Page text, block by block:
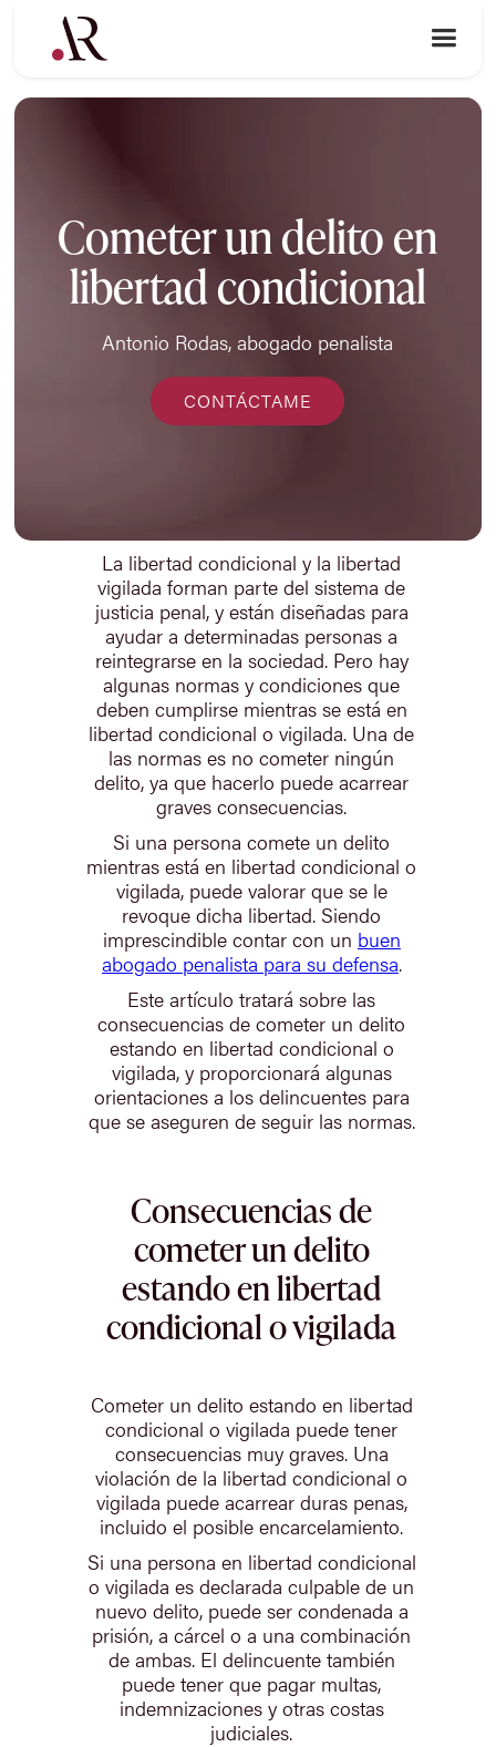
Cometer un delito en
libertad condicional
Antonio Rodas, abogado penalista
CONTÁCTAME
La libertad condicional y la libertad
vigilada forman parte del sistema de
justicia penal, y están diseñadas para
ayudar a determinadas personas a
reintegrarse en la sociedad. Pero hay
algunas normas y condiciones que
deben cumplirse mientras se está en
libertad condicional o vigilada. Una de
las normas es no cometer ningún
delito, ya que hacerlo puede acarrear
graves consecuencias.
Si una persona comete un delito
mientras está en libertad condicional o
vigilada, puede valorar que se le
revoque dicha libertad. Siendo
imprescindible contar con un buen
abogado penalista para su defensa.
Este artículo tratará sobre las
consecuencias de cometer un delito
estando en libertad condicional o
vigilada, y proporcionará algunas
orientaciones a los delincuentes para
que se aseguren de seguir las normas.
Consecuencias de
cometer un delito
estando en libertad
condicional o vigilada
Cometer un delito estando en libertad
condicional o vigilada puede tener
consecuencias muy graves. Una
violación de la libertad condicional o
vigilada puede acarrear duras penas,
incluido el posible encarcelamiento.
Si una persona en libertad condicional
o vigilada es declarada culpable de un
nuevo delito, puede ser condenada a
prisión, a cárcel o a una combinación
de ambas. El delincuente también
puede tener que pagar multas,
indemnizaciones y otras costas
judiciales.